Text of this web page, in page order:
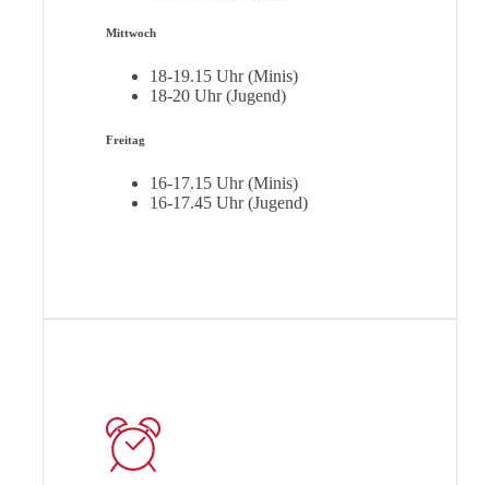
Mittwoch
18-19.15 Uhr (Minis)
18-20 Uhr (Jugend)
Freitag
16-17.15 Uhr (Minis)
16-17.45 Uhr (Jugend)